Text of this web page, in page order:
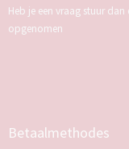
Heb je een vraag stuur
opgenomen
Betaalmethodes